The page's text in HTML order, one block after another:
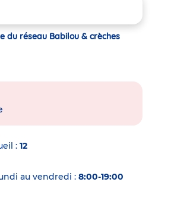
du réseau Babilou & crèches
12
au vendredi : 8:00-19:00